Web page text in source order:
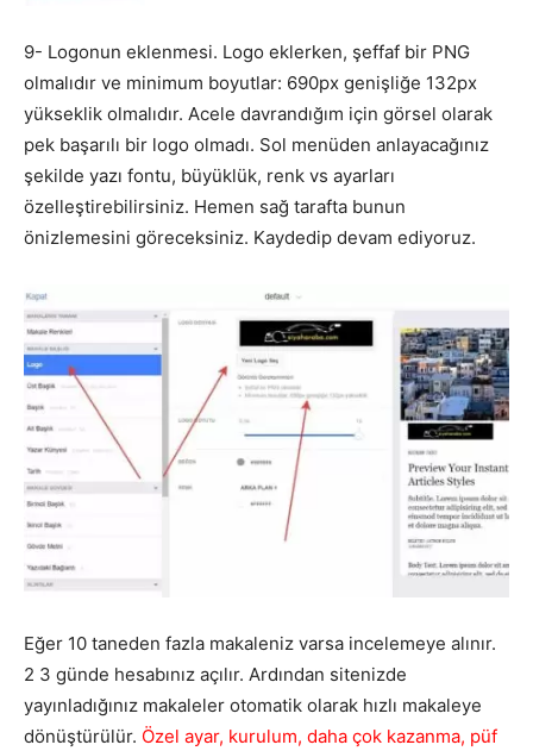
9- Logonun eklenmesi. Logo eklerken, şeffaf bir PNG
olmalıdır ve minimum boyutlar: 690px genişliğe 132px
yükseklik olmalıdır. Acele davrandığım için görsel olarak
pek başarılı bir logo olmadı. Sol menüden anlayacağınız
şekilde yazı fontu, büyüklük, renk vs ayarları
özelleştirebilirsiniz. Hemen sağ tarafta bunun
önizlemesini göreceksiniz. Kaydedip devam ediyoruz.
Eğer 10 taneden fazla makaleniz varsa incelemeye alınır.
2 3 günde hesabınız açılır. Ardından sitenizde
yayınladığınız makaleler otomatik olarak hızlı makaleye
dönüştürülür. Özel ayar, kurulum, daha çok kazanma, püf